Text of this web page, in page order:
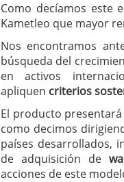
Como decíamos este
Kametleo que mayor
Nos encontramos
búsqueda del
en activos
apliquen criterios
El producto
como decimos
países desarrollados,
de adquisición de
acciones de este